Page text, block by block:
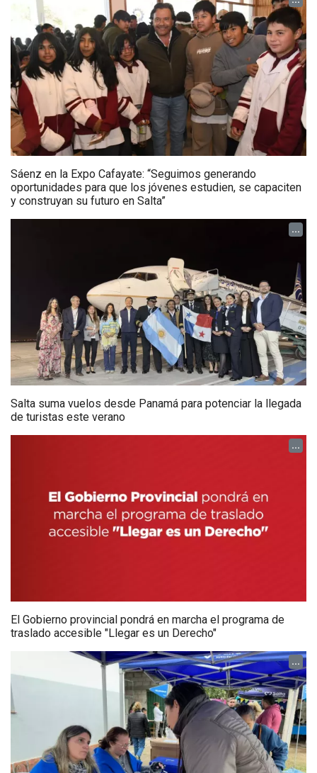
Sáenz en la Expo Cafayate: “Seguimos generando
oportunidades para que los jóvenes estudien, se capaciten
y construyan su futuro en Salta”
...
Salta suma vuelos desde Panamá para potenciar la llegada
de turistas este verano
...
El Gobierno provincial pondrá en marcha el programa de
traslado accesible "Llegar es un Derecho"
...